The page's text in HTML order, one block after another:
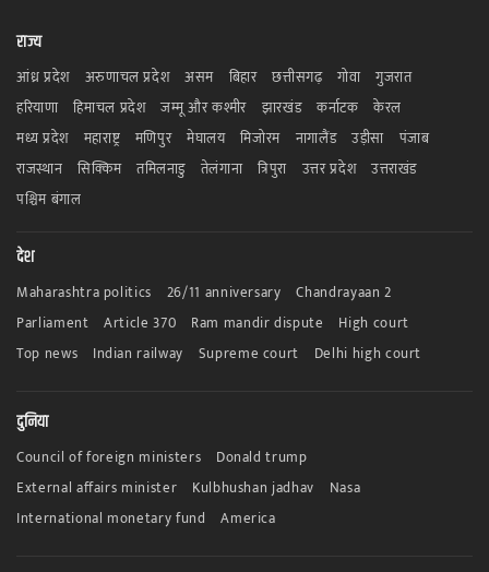
राज्य
आंध्र प्रदेश अरुणाचल प्रदेश असम बिहार छत्तीसगढ़ गोवा
गुजरात
हरियाणा
हिमाचल प्रदेश जम्मू और कश्मीर झारखंड कर्नाटक
केरल
मध्य प्रदेश
महाराष्ट्र मणिपुर मेघालय मिजोरम नागालैंड उड़ीसा
पंजाब
राजस्थान
सिक्किम तमिलनाडु तेलंगाना त्रिपुरा उत्तर प्रदेश
उत्तराखंड
पश्चिम बंगाल
देश
Maharashtra politics 26/11 anniversary
Chandrayaan 2
Parliament
Article 370 Ram mandir dispute
High court
Top news
Indian railway Supreme court Delhi high court
दुनिया
Council of foreign ministers
Donald trump
External affairs minister
Kulbhushan jadhav
Nasa
International monetary fund
America